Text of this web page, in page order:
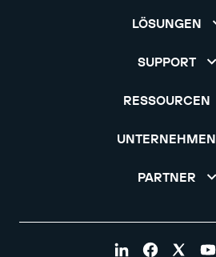
LÖSUNGEN
SUPPORT
RESSOURCEN
UNTERNEHMEN
PARTNER